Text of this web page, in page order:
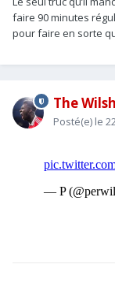
faire 90 minutes
pour faire en sorte
The Wilsh
Posté(e) le